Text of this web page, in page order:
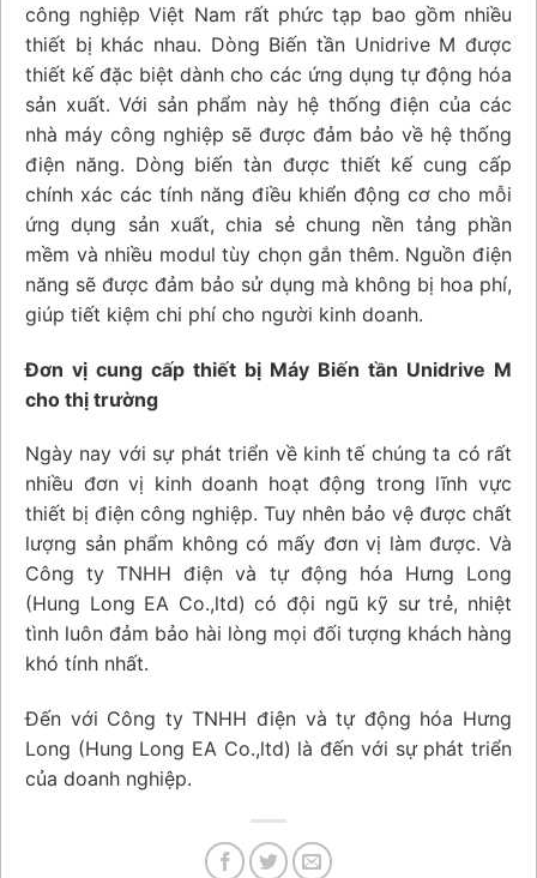
công nghiệp Việt Nam rất phức tạp bao gồm nhiều
thiết bị khác nhau. Dòng Biến tần Unidrive M được
thiết kế đặc biệt dành cho các ứng dụng tự động hóa
sản xuất. Với sản phẩm này hệ thống điện của các
nhà máy công nghiệp sẽ được đảm bảo về hệ thống
điện năng. Dòng biến tàn được thiết kế cung cấp
chính xác các tính năng điều khiển động cơ cho mỗi
ứng dụng sản xuất, chia sẻ chung nền tảng phần
mềm và nhiều modul tùy chọn gắn thêm. Nguồn điện
năng sẽ được đảm bảo sử dụng mà không bị hoa phí,
giúp tiết kiệm chi phí cho người kinh doanh.
Đơn vị cung cấp thiết bị Máy Biến tần Unidrive M
cho thị trường
Ngày nay với sự phát triển về kinh tế chúng ta có rất
nhiều đơn vị kinh doanh hoạt động trong lĩnh vực
thiết bị điện công nghiệp. Tuy nhên bảo vệ được chất
lượng sản phẩm không có mấy đơn vị làm được. Và
Công ty TNHH điện và tự động hóa Hưng Long
(Hung Long EA Co.,ltd) có đội ngũ kỹ sư trẻ, nhiệt
tình luôn đảm bảo hài lòng mọi đối tượng khách hàng
khó tính nhất.
Đến với Công ty TNHH điện và tự động hóa Hưng
Long (Hung Long EA Co.,ltd) là đến với sự phát triển
của doanh nghiệp.